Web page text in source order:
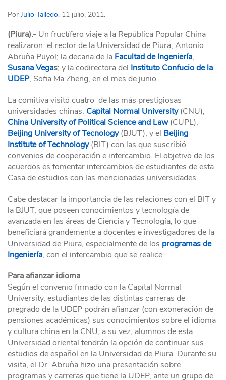
Por Julio Talledo. 11 julio, 2011.
(Piura).- Un fructífero viaje a la República Popular China
realizaron: el rector de la Universidad de Piura, Antonio
Abruña Puyol; la decana de la Facultad de Ingeniería,
Susana Vegas; y la codirectora del Instituto Confucio de la
UDEP, Sofia Ma Zheng, en el mes de junio.
La comitiva visitó cuatro de las más prestigiosas
universidades chinas: Capital Normal University(CNU),
China University of Political Science and Law(CUPL),
Beijing University of Tecnology(BJUT), y el Beijing
Institute of Technology(BIT) con las que suscribió
convenios de cooperación e intercambio. El objetivo de los
acuerdos es fomentar intercambios de estudiantes de esta
Casa de estudios con las mencionadas universidades.
Cabe destacar la importancia de las relaciones con el BIT y
la BJUT, que poseen conocimientos y tecnología de
avanzada en las áreas de Ciencia y Tecnología, lo que
beneficiará grandemente a docentes e investigadores de la
Universidad de Piura, especialmente de los programas de
Ingeniería, con el intercambio que se realice.
Para afianzar idioma
Según el convenio firmado con la Capital Normal
University, estudiantes de las distintas carreras de
pregrado de la UDEP podrán afianzar (con exoneración de
pensiones académicas) sus conocimientos sobre el idioma
y cultura china en la CNU; a su vez, alumnos de esta
Universidad oriental tendrán la opción de continuar sus
estudios de español en la Universidad de Piura. Durante su
visita, el Dr. Abruña hizo una presentación sobre
programas y carreras que tiene la UDEP, ante un grupo de